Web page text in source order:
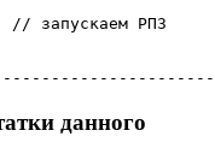
запускаем РПЗ
данного